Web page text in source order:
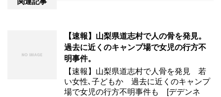
【速報】山梨県道志村で人の骨を発見。
過去に近くのキャンプ場で女児の行方不
明事件。
【速報】山梨県道志村で人骨を発見 若
い女性､子どもか 過去に近くのキャンプ
場で女児の行方不明事件も [デデンネ